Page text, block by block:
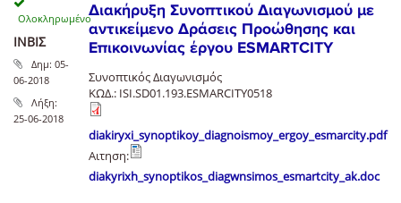
Διακήρυξη Συνοπτικού Διαγωνισμού με
αντικείμενο Δράσεις Προώθησης και
Επικοινωνίας έργου ESMARTCITY
Συνοπτικός Διαγωνισμός
ΚΩΔ.: ISI.SD01.193.ESMARCITY0518
diakiryxi_synoptikoy_diagnoismoy_ergoy_esmarcity.pdf
Αιτηση:
diakyrixh_synoptikos_diagwnsimos_esmartcity_ak.doc
ΙΝΒΙΣ
Δημ: 05-
06-2018
Λήξη:
25-06-2018